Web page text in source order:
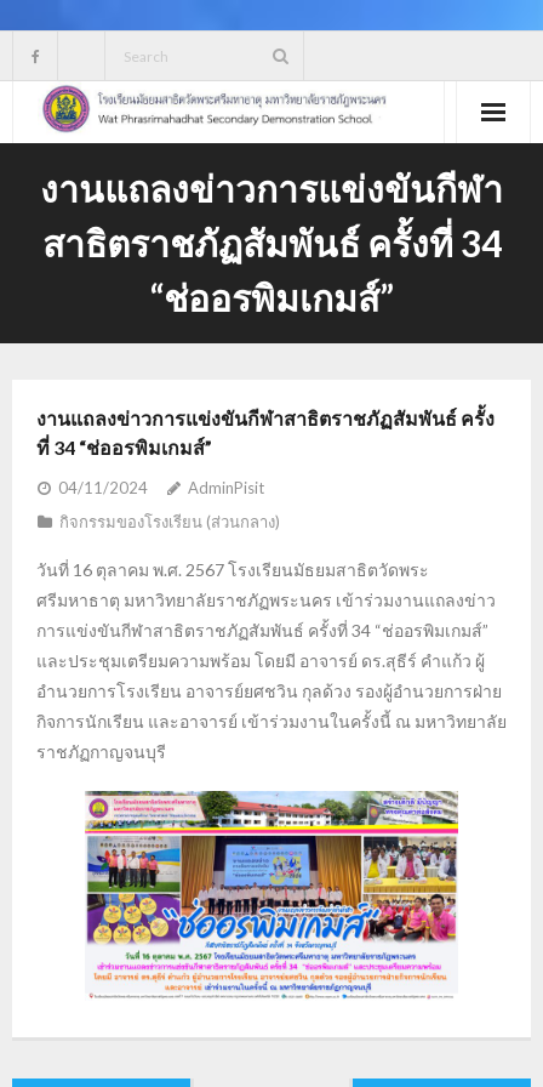
content
งานแถลงข่าวการแข่งขันกีฬา
สาธิตราชภัฏสัมพันธ์ ครั้งที่ 34
“ช่ออรพิมเกมส์”
งานแถลงข่าวการแข่งขันกีฬาสาธิตราชภัฏสัมพันธ์ ครั้ง
ที่ 34 “ช่ออรพิมเกมส์”
04/11/2024
AdminPisit
กิจกรรมของโรงเรียน (ส่วนกลาง)
วันที่ 16 ตุลาคม พ.ศ. 2567 โรงเรียนมัธยมสาธิตวัดพระ
ศรีมหาธาตุ มหาวิทยาลัยราชภัฏพระนคร เข้าร่วมงานแถลงข่าว
การแข่งขันกีฬาสาธิตราชภัฏสัมพันธ์ ครั้งที่ 34 “ช่ออรพิมเกมส์”
และประชุมเตรียมความพร้อม โดยมี อาจารย์ ดร.สุธีร์ คำแก้ว ผู้
อำนวยการโรงเรียน อาจารย์ยศชวิน กุลด้วง รองผู้อำนวยการฝ่าย
กิจการนักเรียน และอาจารย์ เข้าร่วมงานในครั้งนี้ ณ มหาวิทยาลัย
ราชภัฏกาญจนบุรี